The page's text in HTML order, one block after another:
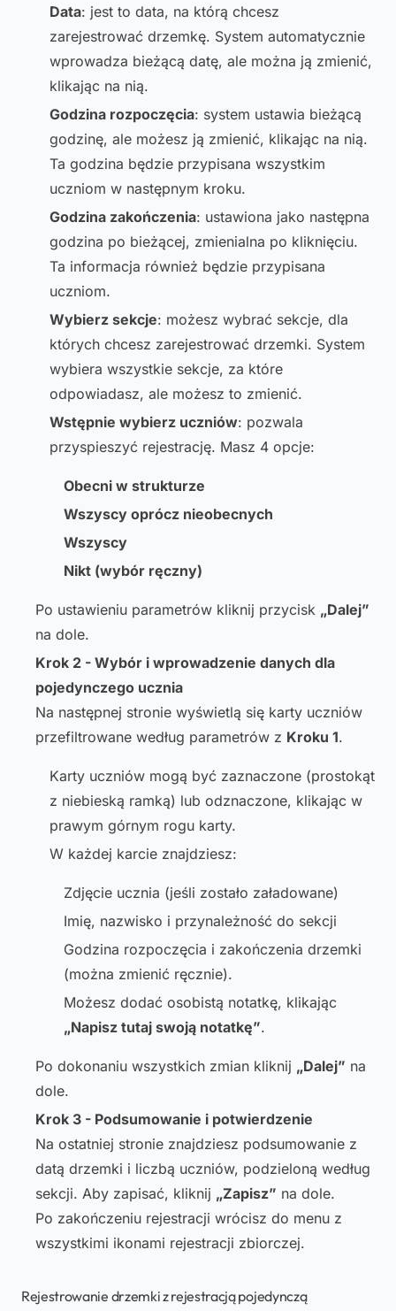
Data: jest to data, na którą chcesz
zarejestrować drzemkę. System automatycznie
wprowadza bieżącą datę, ale można ją zmienić,
klikając na nią.
Godzina rozpoczęcia: system ustawia bieżącą
godzinę, ale możesz ją zmienić, klikając na nią.
Ta godzina będzie przypisana wszystkim
uczniom w następnym kroku.
Godzina zakończenia: ustawiona jako następna
godzina po bieżącej, zmienialna po kliknięciu.
Ta informacja również będzie przypisana
uczniom.
Wybierz sekcje: możesz wybrać sekcje, dla
których chcesz zarejestrować drzemki. System
wybiera wszystkie sekcje, za które
odpowiadasz, ale możesz to zmienić.
Wstępnie wybierz uczniów: pozwala
przyspieszyć rejestrację. Masz 4 opcje:
Obecni w strukturze
Wszyscy oprócz nieobecnych
Wszyscy
Nikt (wybór ręczny)
Po ustawieniu parametrów kliknij przycisk „Dalej”
na dole.
Krok 2 - Wybór i wprowadzenie danych dla
pojedynczego ucznia
Na następnej stronie wyświetlą się karty uczniów
przefiltrowane według parametrów z Kroku 1.
Karty uczniów mogą być zaznaczone (prostokąt
z niebieską ramką) lub odznaczone, klikając w
prawym górnym rogu karty.
W każdej karcie znajdziesz:
Zdjęcie ucznia (jeśli zostało załadowane)
Imię, nazwisko i przynależność do sekcji
Godzina rozpoczęcia i zakończenia drzemki
(można zmienić ręcznie).
Możesz dodać osobistą notatkę, klikając
„Napisz tutaj swoją notatkę”.
Po dokonaniu wszystkich zmian kliknij „Dalej” na
dole.
Krok 3 - Podsumowanie i potwierdzenie
Na ostatniej stronie znajdziesz podsumowanie z
datą drzemki i liczbą uczniów, podzieloną według
sekcji. Aby zapisać, kliknij „Zapisz” na dole.
Po zakończeniu rejestracji wrócisz do menu z
wszystkimi ikonami rejestracji zbiorczej.
Rejestrowanie drzemki z rejestracją pojedynczą